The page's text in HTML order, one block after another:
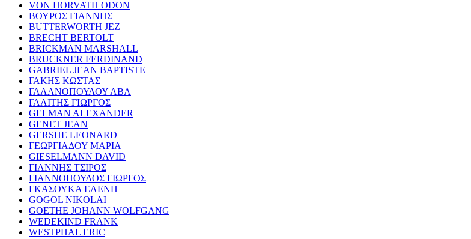
VON HORVATH ODON
ΒΟΥΡΟΣ ΓΙΑΝΝΗΣ
BUTTERWORTH JEZ
BRECHT BERTOLT
BRICKMAN MARSHALL
BRUCKNER FERDINAND
GABRIEL JEAN BAPTISTE
ΓΑΚΗΣ ΚΩΣΤΑΣ
ΓΑΛΑΝΟΠΟΥΛΟΥ ΑΒΑ
ΓΑΛΙΤΗΣ ΓΙΩΡΓΟΣ
GELMAN ALEXANDER
GENET JEAN
GERSHE LEONARD
ΓΕΩΡΓΙΑΔΟΥ ΜΑΡΙΑ
GIESELMANN DAVID
ΓΙΑΝΝΗΣ ΤΣΙΡΟΣ
ΓΙΑΝΝΟΠΟΥΛΟΣ ΓΙΩΡΓΟΣ
ΓΚΑΣΟΥΚΑ ΕΛΕΝΗ
GOGOL NIKOLAI
GOETHE JOHANN WOLFGANG
WEDEKIND FRANK
WESTPHAL ERIC